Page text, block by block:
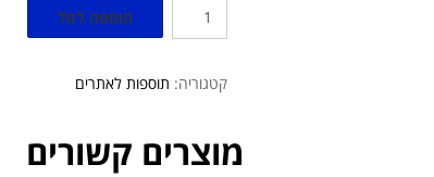
הוספה לסל
קטגוריה: תוספות לאתרים
מוצרים קשורים